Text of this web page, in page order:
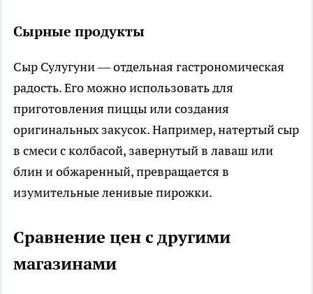
Сырные продукты
Сыр Сулугуни — отдельная гастрономическая
радость. Его можно использовать для
приготовления пиццы или создания
оригинальных закусок. Например, натертый сыр
в смеси с колбасой, завернутый в лаваш или
блин и обжаренный, превращается в
изумительные ленивые пирожки.
Сравнение цен с другими
магазинами